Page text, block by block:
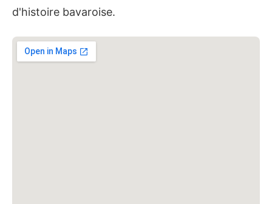
d'histoire bavaroise.